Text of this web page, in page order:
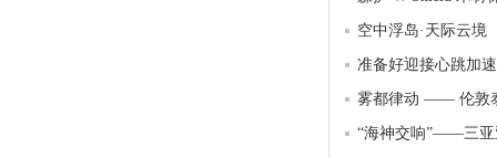
空中浮岛·天际云境